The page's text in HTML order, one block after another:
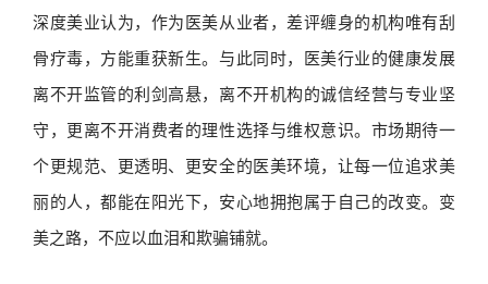
深度美业认为，作为医美从业者，差评缠身的机构唯有刮
骨疗毒，方能重获新生。与此同时，医美行业的健康发展
离不开监管的利剑高悬，离不开机构的诚信经营与专业坚
守，更离不开消费者的理性选择与维权意识。市场期待一
个更规范、更透明、更安全的医美环境，让每一位追求美
丽的人，都能在阳光下，安心地拥抱属于自己的改变。变
美之路，不应以血泪和欺骗铺就。